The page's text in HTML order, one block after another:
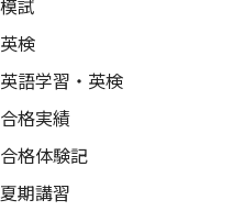
模試
英検
英語学習・英検
合格実績
合格体験記
夏期講習